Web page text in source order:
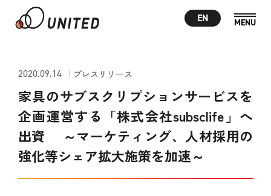
EN
2020.09.14 プレスリリース
家具のサブスクリプションサービスを
企画運営する「株式会社subsclife」へ
出資 ～マーケティング、人材採用の
強化等シェア拡大施策を加速～